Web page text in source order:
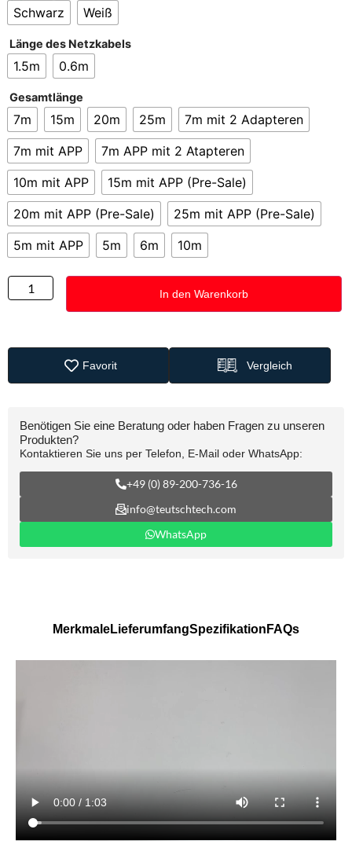
Schwarz Weiß
Länge des Netzkabels
1.5m 0.6m
Gesamtlänge
7m 15m 20m 25m
7m mit 2 Adapteren
7m mit APP
7m APP mit 2 Atapteren
10m mit APP
15m mit APP (Pre-Sale)
20m mit APP (Pre-Sale)
25m mit APP (Pre-Sale)
5m mit APP
5m 6m 10m
In den Warenkorb
Favorit Vergleich
Benötigen Sie eine Beratung oder haben Fragen zu unseren
Produkten?
Kontaktieren Sie uns per Telefon, E-Mail oder WhatsApp:
+49 (0) 89-200-736-16
info@teutschtech.com
WhatsApp
MerkmaleLieferumfangSpezifikation FAQs